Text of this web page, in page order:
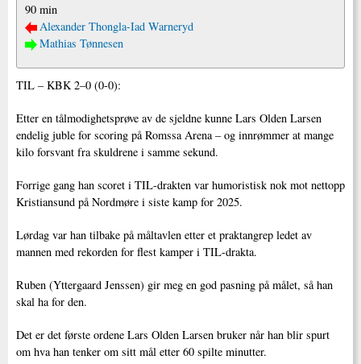
90 min
Alexander Thongla-Iad Warneryd
Mathias Tønnesen
TIL – KBK 2–0 (0-0):
Etter en tålmodighetsprøve av de sjeldne kunne Lars Olden Larsen
endelig juble for scoring på Romssa Arena – og innrømmer at mange
kilo forsvant fra skuldrene i samme sekund.
Forrige gang han scoret i TIL-drakten var humoristisk nok mot nettopp
Kristiansund på Nordmøre i siste kamp for 2025.
Lørdag var han tilbake på måltavlen etter et praktangrep ledet av
mannen med rekorden for flest kamper i TIL-drakta.
Ruben (Yttergaard Jenssen) gir meg en god pasning på målet, så han
skal ha for den.
Det er det første ordene Lars Olden Larsen bruker når han blir spurt
om hva han tenker om sitt mål etter 60 spilte minutter.